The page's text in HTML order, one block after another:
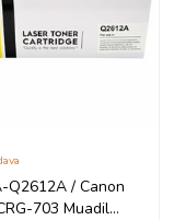
Q2612A / Canon
703 Muadil